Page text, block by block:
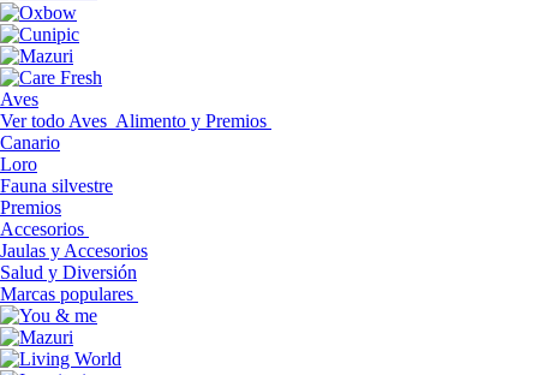
Aves
Ver todo Aves Alimento y Premios
Canario
Loro
Fauna silvestre
Premios
Accesorios
Jaulas y Accesorios
Salud y Diversión
Marcas populares